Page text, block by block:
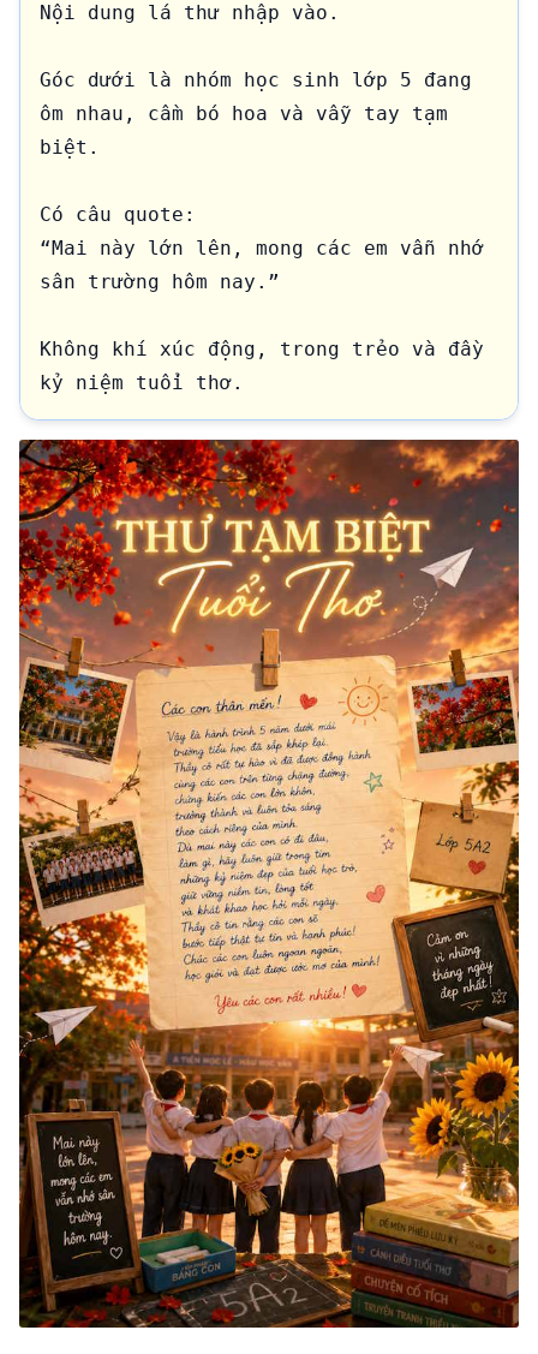
Nội dung lá thư nhập vào.
Góc dưới là nhóm học sinh lớp 5 đang
ôm nhau, cầm bó hoa và vẫy tay tạm
biệt.
Có câu quote:
“Mai này lớn lên, mong các em vẫn nhớ
sân trường hôm nay.”
Không khí xúc động, trong trẻo và đầy
kỷ niệm tuổi thơ.